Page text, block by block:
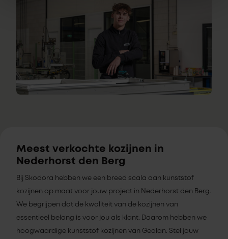
Meest verkochte kozijnen in
Nederhorst den Berg
Bij Skodora hebben we een breed scala aan kunststof
kozijnen op maat voor jouw project in Nederhorst den Berg.
We begrijpen dat de kwaliteit van de kozijnen van
essentieel belang is voor jou als klant. Daarom hebben we
hoogwaardige kunststof kozijnen van Gealan. Stel jouw